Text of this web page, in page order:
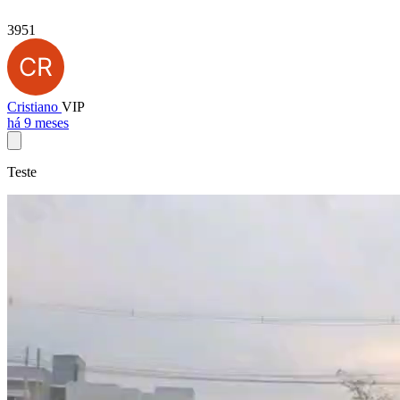
3951
Cristiano VIP
há 9 meses
Teste